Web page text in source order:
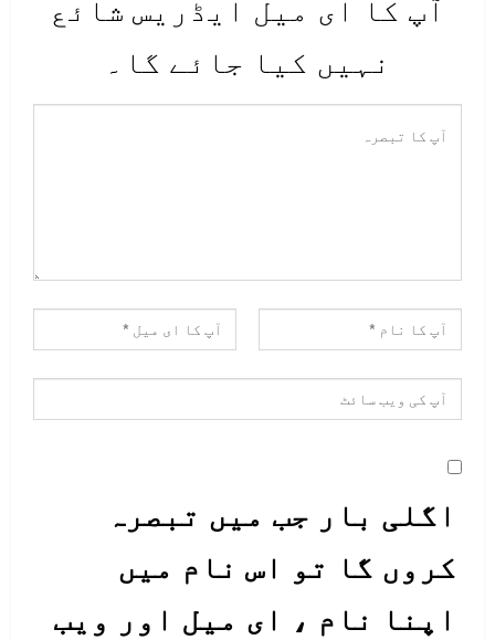
آپ کا ای میل ایڈریس شائع
نہیں کیا جائے گا۔
اگلی بار جب میں تبصرہ
کروں گا تو اس نام میں
اپنا نام ، ای میل اور ویب